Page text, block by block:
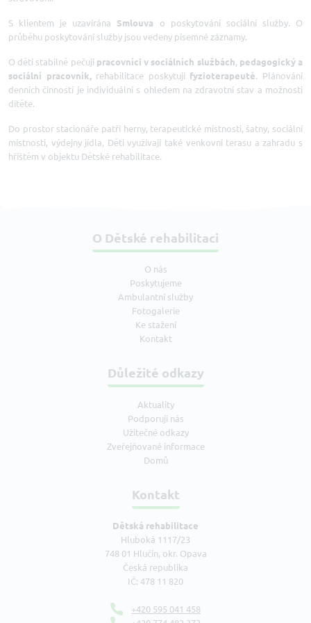
S klientem je uzavírána Smlouva o poskytování sociální služby. O
průběhu poskytování služby jsou vedeny písemné záznamy.
O děti stabilně pečují pracovníci v sociálních službách, pedagogický a
sociální pracovník, rehabilitace poskytují fyzioterapeuté. Plánování
denních činností je individuální s ohledem na zdravotní stav a možnosti
dítěte.
Do prostor stacionáře patří herny, terapeutické místnosti, šatny, sociální
místnosti, výdejny jídla, Děti využívají také venkovní terasu a zahradu s
hříštěm v objektu Dětské rehabilitace.
O Dětské rehabilitaci
O nás
Poskytujeme
Ambulantní služby
Fotogalerie
Ke stažení
Kontakt
Důležité odkazy
Aktuality
Podporují nás
Užitečné odkazy
Zveřejňované informace
Domů
Kontakt
Dětská rehabilitace
Hluboká 1117/23
748 01 Hlučín, okr. Opava
Česká republika
IČ: 478 11 820
+420 595 041 458